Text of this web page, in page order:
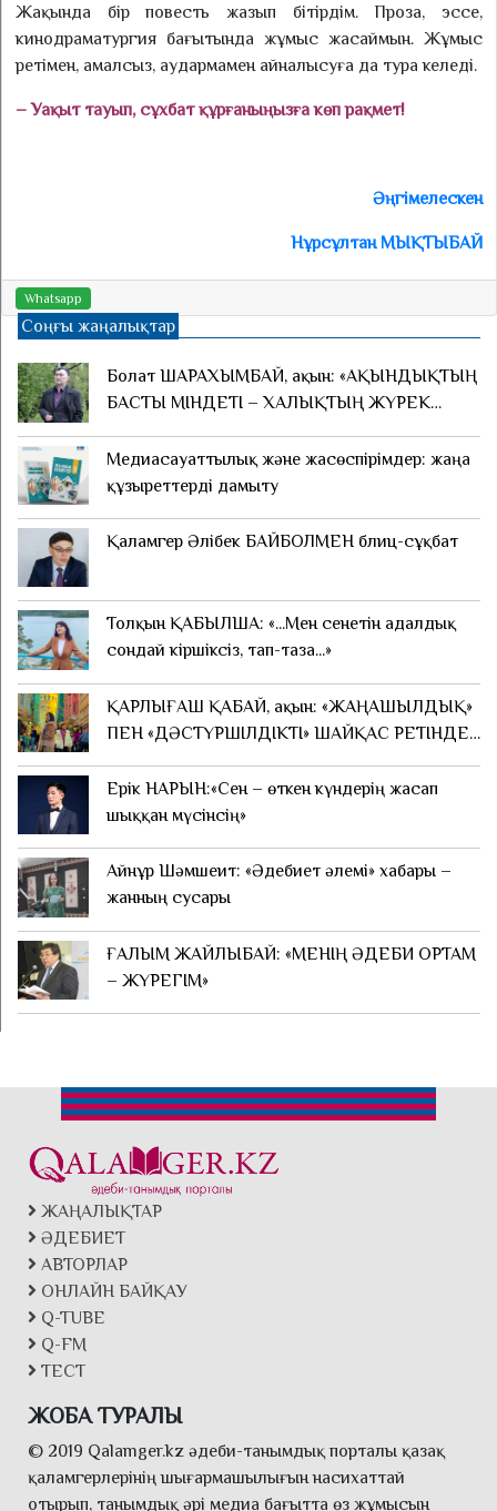
Жақында бір повесть жазып бітір­дім. Проза, эссе,
кинодраматургия бағытында жұмыс жа­саймын. Жұмыс
ретімен, амалсыз, аудармамен айналысуға да тура келеді.
– Уақыт тауып, сұхбат құр­ғаныңызға көп рақмет!
Әңгімелескен
Нұрсұлтан МЫҚТЫБАЙ
Whatsapp
Соңғы жаңалықтар
Болат ШАРАХЫМБАЙ, ақын: «АҚЫНДЫҚТЫҢ
БАСТЫ МІНДЕТІ – ХАЛЫҚТЫҢ ЖҮРЕК
Медиасауаттылық және жасөспірімдер: жаңа
құзыреттерді дамыту
Қаламгер Әлібек БАЙБОЛМЕН блиц-сұқбат
Толқын ҚАБЫЛША: «...Мен сенетін адалдық
сондай кіршіксіз, тап-таза...»
ҚАРЛЫҒАШ ҚАБАЙ, ақын: «ЖАҢАШЫЛДЫҚ»
ПЕН «ДӘСТҮРШІЛДІКТІ» ШАЙҚАС РЕТІНДЕ
Ерік НАРЫН:«Сен – өткен күндерің жасап
шыққан мүсінсің»
Айнұр Шәмшеит: «Әдебиет әлемі» хабары –
жанның сусары
ҒАЛЫМ ЖАЙЛЫБАЙ: «МЕНІҢ ӘДЕБИ ОРТАМ
– ЖҮРЕГІМ»
ЖАҢАЛЫҚТАР
ӘДЕБИЕТ
АВТОРЛАР
ОНЛАЙН БАЙҚАУ
Q-TUBE
Q-FM
ТЕСТ
ЖОБА ТУРАЛЫ
© 2019 Qalamger.kz әдеби-танымдық порталы қазақ
қаламгерлерінің шығармашылығын насихаттай
отырып, танымдық әрі медиа бағытта өз жұмысын